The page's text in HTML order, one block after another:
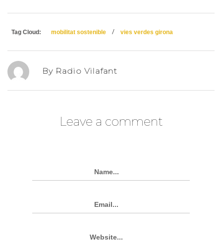
Tag Cloud: mobilitat sostenible / vies verdes girona
By Radio Vilafant
Leave a comment